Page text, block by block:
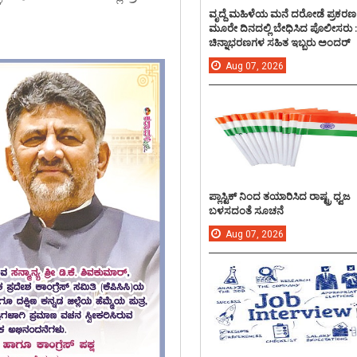
ವೃದ್ದೆ ಮಹಿಳೆಯ ಮನೆ ದರೋಡೆ ಪ್ರಕರಣ
ಮೂರೇ ದಿನದಲ್ಲಿ ಬೇಧಿಸಿದ ಪೊಲೀಸರು :
ಚಿನ್ನಾಭರಣಗಳ ಸಹಿತ ಇಬ್ಬರು ಅಂದರ್
Aug 07, 2026
ಪ್ಲಾಸ್ಟಿಕ್ ನಿಂದ ತಯಾರಿಸಿದ ರಾಷ್ಟ್ರ ಧ್ವಜ
ಬಳಸದಂತೆ ಸೂಚನೆ
Aug 07, 2026